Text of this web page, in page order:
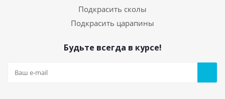
Подкрасить сколы
Подкрасить царапины
Будьте всегда в курсе!